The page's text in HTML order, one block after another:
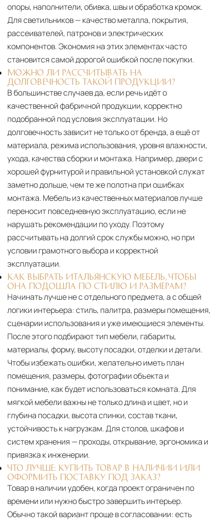
опоры, наполнители, обивка, швы и обработка кромок.
Для светильников — качество металла, покрытия,
рассеивателей, патронов и электрических
компонентов. Экономия на этих элементах часто
становится самой дорогой ошибкой после покупки.
МОЖНО ЛИ РАССЧИТЫВАТЬ НА
ДОЛГОВЕЧНОСТЬ ТАКОЙ ПРОДУКЦИИ?
В большинстве случаев да, если речь идёт о
качественной фабричной продукции, корректно
подобранной под условия эксплуатации. Но
долговечность зависит не только от бренда, а ещё от
материала, режима использования, уровня влажности,
ухода, качества сборки и монтажа. Например, двери с
хорошей фурнитурой и правильной установкой служат
заметно дольше, чем те же полотна при ошибках
монтажа. Мебель из качественных материалов лучше
переносит повседневную эксплуатацию, если не
нарушать рекомендации по уходу. Поэтому
рассчитывать на долгий срок службы можно, но при
условии грамотного выбора и корректной
эксплуатации.
КАК ВЫБРАТЬ ИТАЛЬЯНСКУЮ МЕБЕЛЬ, ЧТОБЫ
ОНА ПОДОШЛА ПО СТИЛЮ И РАЗМЕРАМ?
Начинать лучше не с отдельного предмета, а с общей
логики интерьера: стиль, палитра, размеры помещения,
сценарии использования и уже имеющиеся элементы.
После этого подбирают тип мебели, габариты,
материалы, форму, высоту посадки, отделки и детали.
Чтобы избежать ошибки, желательно иметь план
помещения, размеры, фотографии объекта и
понимание, как будет использоваться комната. Для
мягкой мебели важны не только длина и цвет, но и
глубина посадки, высота спинки, состав ткани,
устойчивость к нагрузкам. Для столов, шкафов и
систем хранения — проходы, открывание, эргономика и
привязка к инженерии.
ЧТО ЛУЧШЕ: КУПИТЬ ТОВАР В НАЛИЧИИ ИЛИ
ОФОРМИТЬ ПОСТАВКУ ПОД ЗАКАЗ?
Товар в наличии удобен, когда проект ограничен по
времени или нужно быстро завершить интерьер.
Обычно такой вариант проще в согласовании: есть